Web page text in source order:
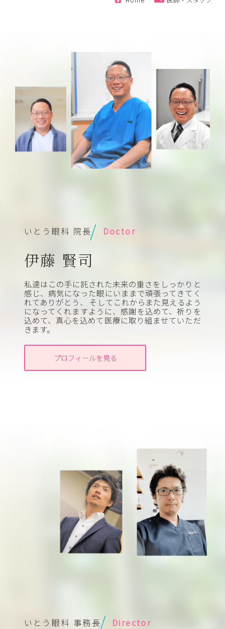
いとう眼科 院長 Doctor
伊藤 賢司
私達はこの手に託された未来の重さをしっかりと
感じ、病気になった眼にいままで頑張ってきてく
れてありがとう、 そしてこれからまた見えるよう
になってくれますように、感謝を込めて、祈りを
込めて、真心を込めて医療に取り組ませていただ
きます。
プロフィールを見る
いとう眼科 事務長 Director